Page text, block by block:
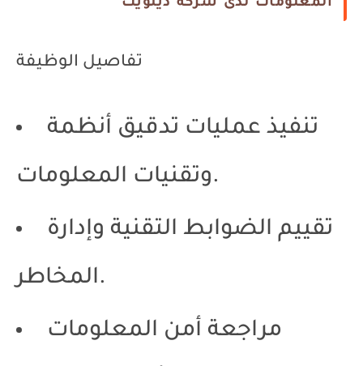
المعلومات لدى شركة ديلويت
تفاصيل الوظيفة
تنفيذ عمليات تدقيق أنظمة
وتقنيات المعلومات.
تقييم الضوابط التقنية وإدارة
المخاطر.
مراجعة أمن المعلومات